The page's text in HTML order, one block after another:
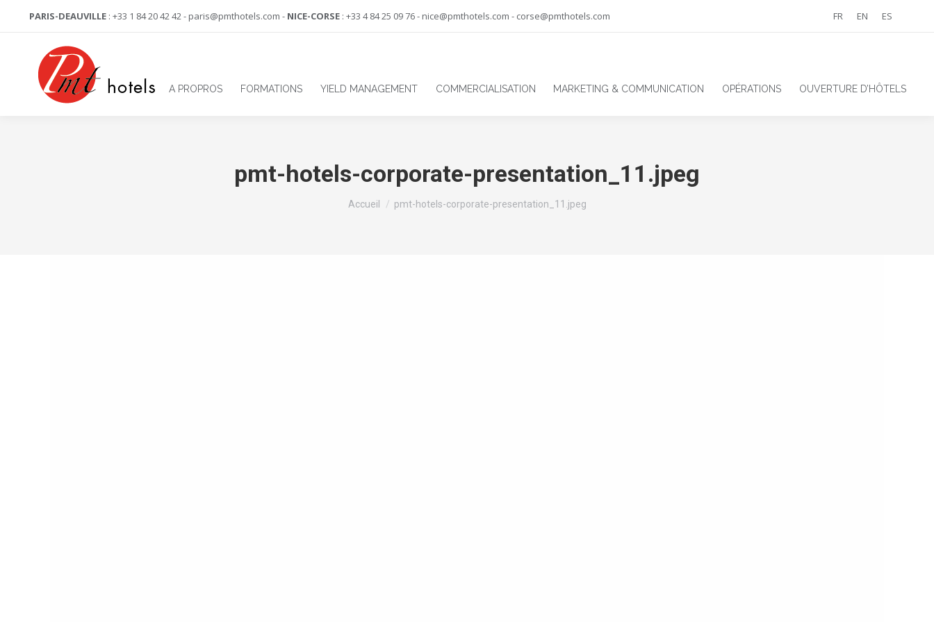
PARIS-DEAUVILLE : +33 1 84 20 42 42 - paris@pmthotels.com - NICE-CORSE : +33 4 84 25 09 76 - nice@pmthotels.com - corse@pmthotels.com FR EN ES
A PROPROS FORMATIONS YIELD MANAGEMENT COMMERCIALISATION MARKETING & COMMUNICATION OPÉRATIONS OUVERTURE D’HÔTELS
pmt-hotels-corporate-presentation_11.jpeg
Vous êtes ici :
Accueil pmt-hotels-corporate-presentation_11.jpeg